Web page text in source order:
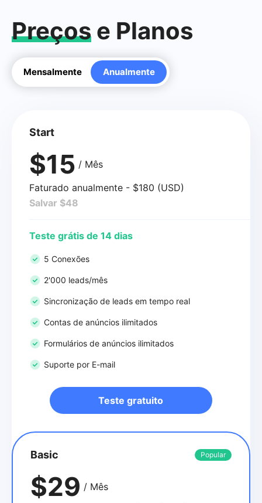
Preços e Planos
Mensalmente Anualmente
Start
$15 / Mês
Faturado anualmente - $180 (USD)
Salvar $48
Teste grátis de 14 dias
5 Conexões
2'000 leads/mês
Sincronização de leads em tempo real
Contas de anúncios ilimitados
Formulários de anúncios ilimitados
Suporte por E-mail
Teste gratuito
Basic Popular
$29 / Mês